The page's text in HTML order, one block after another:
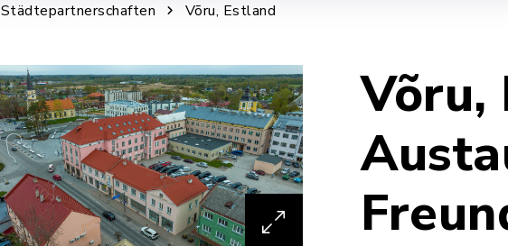
Städtepartnerschaften Võru, Estland
Võru,